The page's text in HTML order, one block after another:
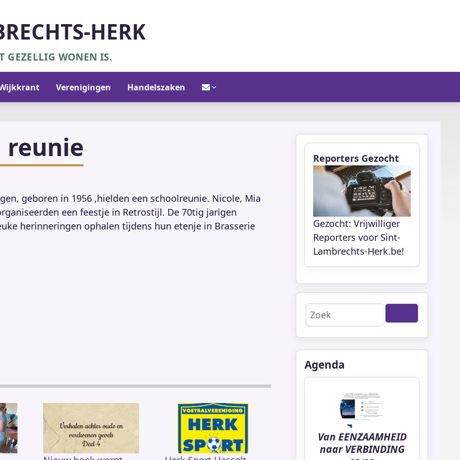
HERK
GEZELLIG WONEN IS.
Verenigingen HandelszakenContact/info/agenda
reunie
geboren in 1956 ,hielden een schoolreunie. Nicole, Mia
een feestje in Retrostijl. De 70tig jarigen
herinneringen ophalen tijdens hun etenje in Brasserie
Reporters Gezocht
Gezocht: Vrijwilliger
Reporters voor Sint-
Lambrechts-Herk.be!
Zoeken
Agenda
Van EENZAAMHEID
naar VERBINDING